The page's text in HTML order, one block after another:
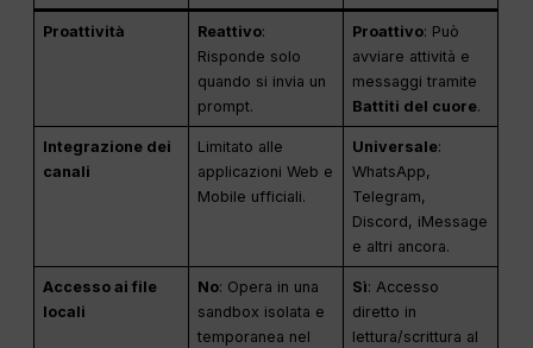
Proattività Reattivo:
Risponde solo
quando si invia un
prompt.
Proattivo: Può
avviare attività e
messaggi tramite
Battiti del cuore.
Integrazione dei
canali
Limitato alle
applicazioni Web e
Mobile ufficiali.
Universale:
WhatsApp,
Telegram,
Discord, iMessage
e altri ancora.
Accesso ai file
locali
No: Opera in una
sandbox isolata e
temporanea nel
Sì: Accesso
diretto in
lettura/scrittura al